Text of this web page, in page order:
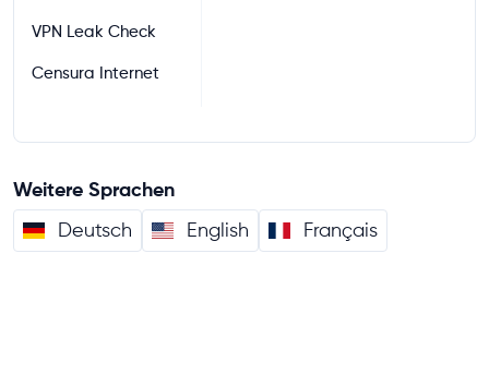
VPN Leak Check
Censura Internet
Weitere Sprachen
Deutsch English Français